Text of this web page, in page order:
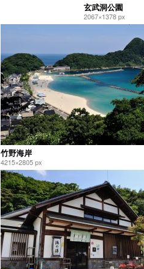
玄武洞公園
2067×1378 px
竹野海岸
4215×2805 px